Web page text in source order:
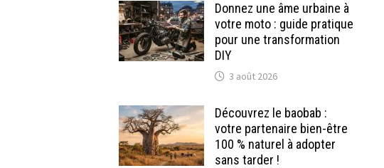
Donnez une âme urbaine à
votre moto : guide pratique
pour une transformation
DIY
3 août 2026
Découvrez le baobab :
votre partenaire bien-être
100 % naturel à adopter
sans tarder !